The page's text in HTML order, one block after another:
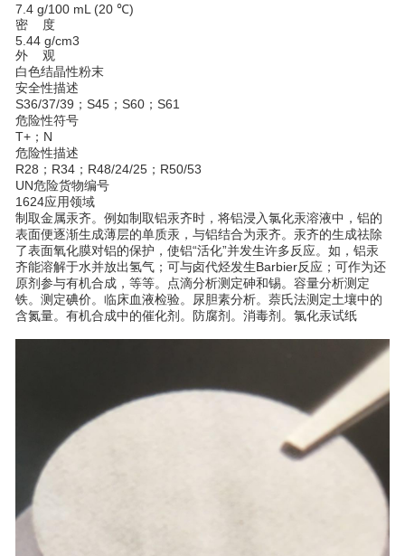
7.4 g/100 mL (20 ℃)
密 度
5.44 g/cm3
外 观
白色结晶性粉末
安全性描述
S36/37/39；S45；S60；S61
危险性符号
T+；N
危险性描述
R28；R34；R48/24/25；R50/53
UN危险货物编号
1624应用领域
制取金属汞齐。例如制取铝汞齐时，将铝浸入氯化汞溶液中，铝的
表面便逐渐生成薄层的单质汞，与铝结合为汞齐。汞齐的生成祛除
了表面氧化膜对铝的保护，使铝“活化”并发生许多反应。如，铝汞
齐能溶解于水并放出氢气；可与卤代烃发生Barbier反应；可作为还
原剂参与有机合成，等等。点滴分析测定砷和锡。容量分析测定
铁。测定碘价。临床血液检验。尿胆素分析。萘氏法测定土壤中的
含氮量。有机合成中的催化剂。防腐剂。消毒剂。氯化汞试纸